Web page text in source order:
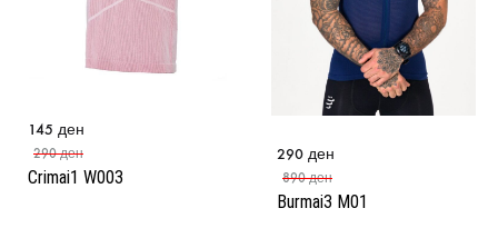
Crimai1 W003
145 ден
290ден
Burmai3 M01
290 ден
890ден